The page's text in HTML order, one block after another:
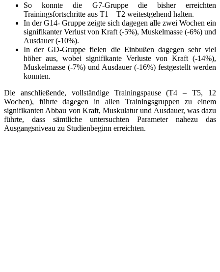
So konnte die G7-Gruppe die bisher erreichten
Trainingsfortschritte aus T1 – T2 weitestgehend halten.
In der G14- Gruppe zeigte sich dagegen alle zwei Wochen ein
signifikanter Verlust von Kraft (-5%), Muskelmasse (-6%) und
Ausdauer (-10%).
In der GD-Gruppe fielen die Einbußen dagegen sehr viel
höher aus, wobei signifikante Verluste von Kraft (-14%),
Muskelmasse (-7%) und Ausdauer (-16%) festgestellt werden
konnten.
Die anschließende, vollständige Trainingspause (T4 – T5, 12
Wochen), führte dagegen in allen Trainingsgruppen zu einem
signifikanten Abbau von Kraft, Muskulatur und Ausdauer, was dazu
führte, dass sämtliche untersuchten Parameter nahezu das
Ausgangsniveau zu Studienbeginn erreichten.